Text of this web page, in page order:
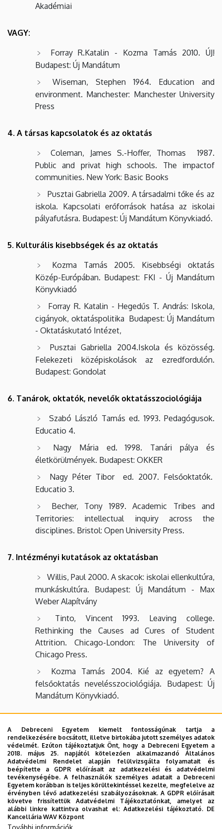
Akadémiai
VAGY:
Forray R.Katalin - Kozma Tamás 2010. ÚJ!
Budapest: Új Mandátum
Wiseman, Stephen 1964. Education and
environment. Manchester: Manchester University
Press
4. A társas kapcsolatok és az oktatás
Coleman, James S.-Hoffer, Thomas 1987.
Public and privat high schools. The impactof
communities. New York: Basic Books
Pusztai Gabriella 2009. A társadalmi tőke és az
iskola. Kapcsolati erőforrások hatása az iskolai
pályafutásra. Budapest: Új Mandátum Könyvkiadó.
5. Kulturális kisebbségek és az oktatás
Kozma Tamás 2005. Kisebbségi oktatás
Közép-Európában. Budapest: FKI - Új Mandátum
Könyvkiadó
Forray R. Katalin - Hegedűs T. András: Iskola,
cigányok, oktatáspolitika Budapest: Új Mandátum
- Oktatáskutató Intézet,
Pusztai Gabriella 2004.Iskola és közösség.
Felekezeti középiskolások az ezredfordulón.
Budapest: Gondolat
6. Tanárok, oktatók, nevelők oktatásszociológiája
Szabó László Tamás ed. 1993. Pedagógusok.
Educatio 4.
Nagy Mária ed. 1998. Tanári pálya és
életkörülmények. Budapest: OKKER
Nagy Péter Tibor ed. 2007. Felsőoktatók.
Educatio 3.
Becher, Tony 1989. Academic Tribes and
Territories: intellectual inquiry across the
disciplines. Bristol: Open University Press.
7. Intézményi kutatások az oktatásban
Willis, Paul 2000. A skacok: iskolai ellenkultúra,
munkáskultúra. Budapest: Új Mandátum - Max
Weber Alapítvány
Tinto, Vincent 1993. Leaving college.
Rethinking the Causes ad Cures of Student
Attrition. Chicago-London: The University of
Chicago Press.
Kozma Tamás 2004. Kié az egyetem? A
felsőoktatás nevelésszociológiája. Budapest: Új
Mandátum Könyvkiadó.
Saha, Lawrence J. ed. 1997. International
Encyclopedia of the Sociology of Education.
Oxford: Pergamon
Grimm, Susanne 1987. Soziologie der Bildung
und Erziehung. München: Ehrenwirth
Lange, Elmar 2005. Soziologie
Erziehungswesens. Wiesbaden: Verlag für
A Debreceni Egyetem kiemelt fontosságúnak tartja a
rendelkezésére bocsátott, illetve birtokába jutott személyes adatok
védelmét. Ezúton tájékoztatjuk Önt, hogy a Debreceni Egyetem a
2018. május 25. napjától kötelezően alkalmazandó Általános
Adatvédelmi Rendelet alapján felülvizsgálta folyamatait és
beépítette a GDPR előírásait az adatkezelési és adatvédelmi
tevékenységébe. A felhasználók személyes adatait a Debreceni
Egyetem korábban is teljes körültekintéssel kezelte, megfelelve az
érvényben lévő adatkezelési szabályozásoknak. A GDPR előírásait
követve frissítettük Adatvédelmi Tájékoztatónkat, amelyet az
alábbi linkre kattintva olvashat el:Adatkezelési tájékoztató. DE
Kancellária WAV Központ
További információk